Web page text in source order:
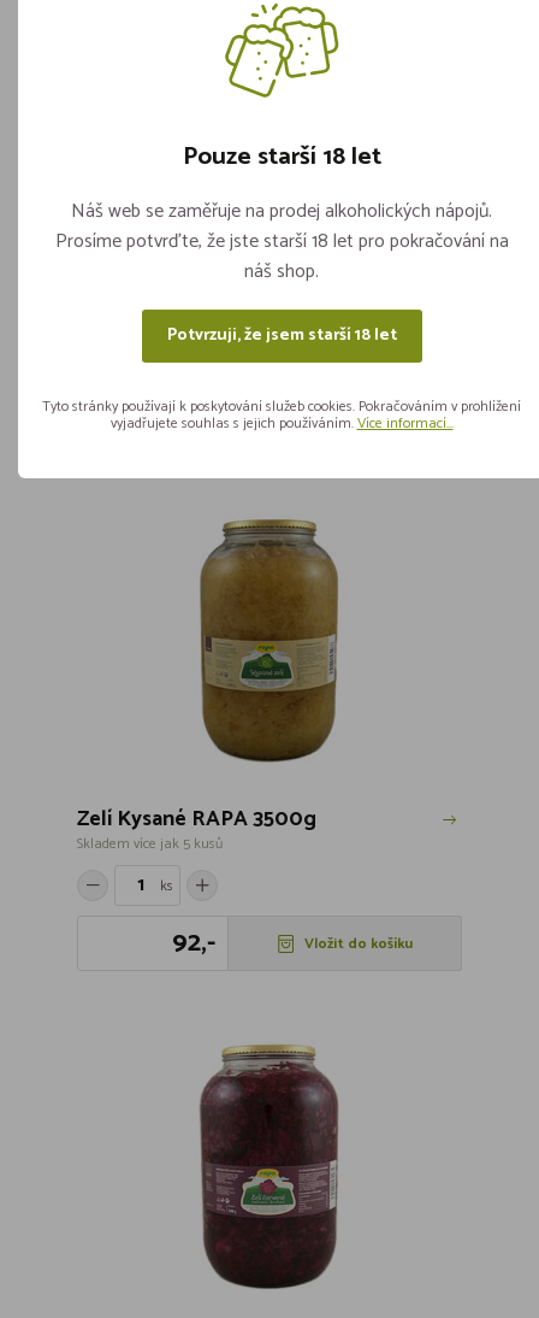
Zelí Červené RAPA 680g
Skladem více jak 5 kusů
ks
22,90 Vložit do košíku
Zelí Kysané RAPA 3500g
Skladem více jak 5 kusů
ks
92,- Vložit do košíku
Pouze starší 18 let
Náš web se zaměřuje na prodej alkoholických nápojů.
Prosíme potvrďte, že jste starší 18 let pro pokračování na
náš shop.
Potvrzuji, že jsem starší 18 let
Tyto stránky používají k poskytování služeb cookies. Pokračováním v prohlížení
vyjadřujete souhlas s jejich používáním.Více informací...